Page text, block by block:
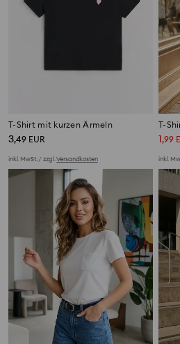
T-Shirt mit kurzen Ärmeln
3,49 EUR
inkl. MwSt. / zzgl.Versandkosten
T-
1,99
inkl.